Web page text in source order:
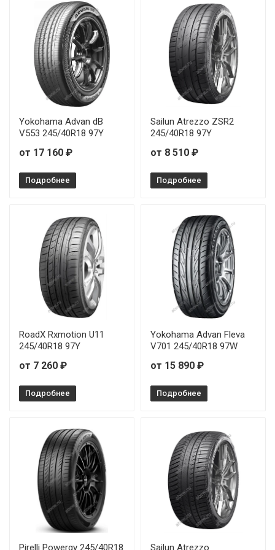
Joyroad Sport RX6 195/40R17 81W
Joyroad Sport RX6 205/40R17 84W
Joyroad Sport RX6 205/55R16 91W
Joyroad Sport RX6 215/35R18 84W
Joyroad Sport RX6 215/40R17 87W
Joyroad Sport RX6 215/45R17 91W
Joyroad Sport RX6 215/55R16 97W
Joyroad Sport RX6 225/35R19 84W
Joyroad Sport RX6 225/45R17 94W
Joyroad Sport RX6 225/50R17 98W
Joyroad Sport RX6 235/50R17 96W
Joyroad Sport RX6 235/55R17 103W
Joyroad Sport RX6 245/35R20 95W
Joyroad Sport RX6 245/40R20 95W
Joyroad Sport RX6 245/45R19 98W
Joyroad Sport RX6 245/50R18 100W
Joyroad Sport RX6 275/30R20 93W
Yokohama Advan dB
V553 245/40R18 97Y
от 17 160 ₽
Подробнее
Sailun Atrezzo ZSR2
245/40R18 97Y
от 8 510 ₽
Подробнее
RoadX Rxmotion U11
245/40R18 97Y
от 7 260 ₽
Подробнее
Yokohama Advan Fleva
V701 245/40R18 97W
от 15 890 ₽
Подробнее
Pirelli Powergy 245/40R18 Sailun Atrezzo